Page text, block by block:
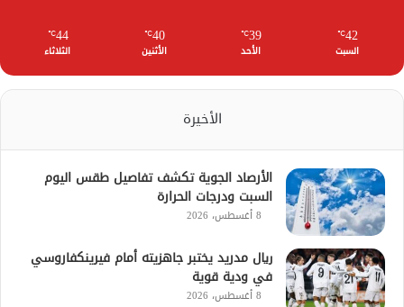
42
℃
السبت
39
℃
الأحد
40
℃
الأثنين
44
℃
الثلاثاء
الأخيرة
الأرصاد الجوية تكشف تفاصيل طقس اليوم
السبت ودرجات الحرارة
8 أغسطس، 2026
ريال مدريد يختبر جاهزيته أمام فيرينكفاروسي
في ودية قوية
8 أغسطس، 2026